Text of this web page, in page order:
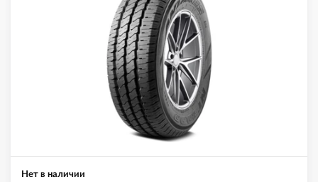
Нет в наличии